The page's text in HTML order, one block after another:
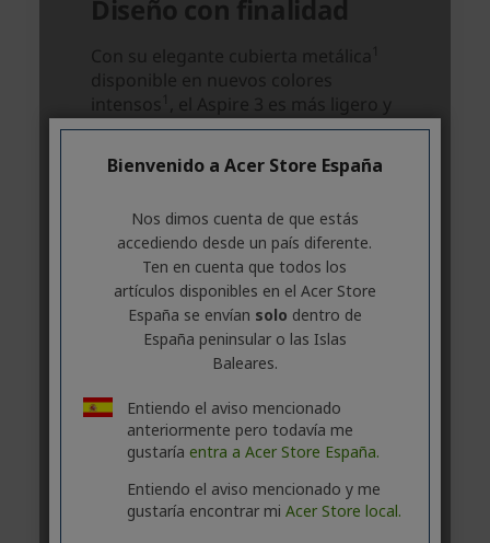
Bienvenido a Acer Store España
Nos dimos cuenta de que estás
accediendo desde un país diferente.
Ten en cuenta que todos los
artículos disponibles en el Acer Store
España se envían solo dentro de
España peninsular o las Islas
Baleares.
Entiendo el aviso mencionado
anteriormente pero todavía me
gustaría entra a Acer Store España.
Entiendo el aviso mencionado y me
gustaría encontrar mi Acer Store local.